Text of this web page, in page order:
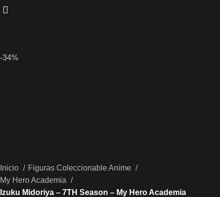
-34%
Inicio
Figuras Coleccionable Anime
My Hero Academia
Izuku Midoriya – 7TH Season – My Hero Academia